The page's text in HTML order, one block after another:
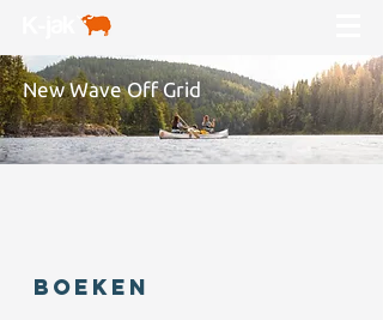
New Wave Off Grid
BOEKEN